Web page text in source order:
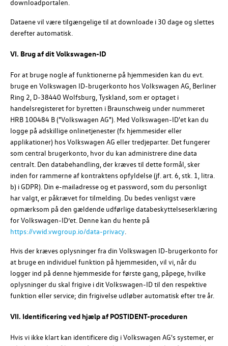
downloadportalen.
Dataene vil være tilgængelige til at downloade i 30 dage og slettes
derefter automatisk.
VI. Brug af dit Volkswagen-ID
For at bruge nogle af funktionerne på hjemmesiden kan du evt.
bruge en Volkswagen ID-brugerkonto hosVolkswagen AG, Berliner
Ring 2, D-38440 Wolfsburg, Tyskland, som er optaget i
handelsregisteret for byretten i Braunschweig under nummeret
HRB 100484 B("Volkswagen AG"). Med Volkswagen-ID'et kan du
logge på adskillige onlinetjenester (fx hjemmesider eller
applikationer) hosVolkswagen AG eller tredjeparter. Det fungerer
som central brugerkonto, hvor du kan administrere dine data
centralt. Den databehandling, der kræves til dette formål, sker
inden for rammerne af kontraktens opfyldelse (jf. art. 6, stk. 1, litra.
b) i GDPR). Din e-mailadresse og et password, som du personligt
har valgt, er påkrævet for tilmelding. Du bedes venligst være
opmærksom på den gældende udførlige databeskyttelseserklæring
forVolkswagen-ID’et. Denne kan du hente på
https://vwid.vwgroup.io/data-privacy.
Hvis der kræves oplysninger fra din Volkswagen ID-brugerkonto for
at bruge en individuel funktion på hjemmesiden, vil vi, når du
logger ind på denne hjemmeside for første gang, påpege, hvilke
oplysninger du skal frigive i ditVolkswagen-IDtil den respektive
funktion eller service; din frigivelse udløber automatisk efter tre år.
VII. Identificering ved hjælp af POSTIDENT-proceduren
Hvis vi ikke klart kan identificere dig iVolkswagen AG'ssystemer, er